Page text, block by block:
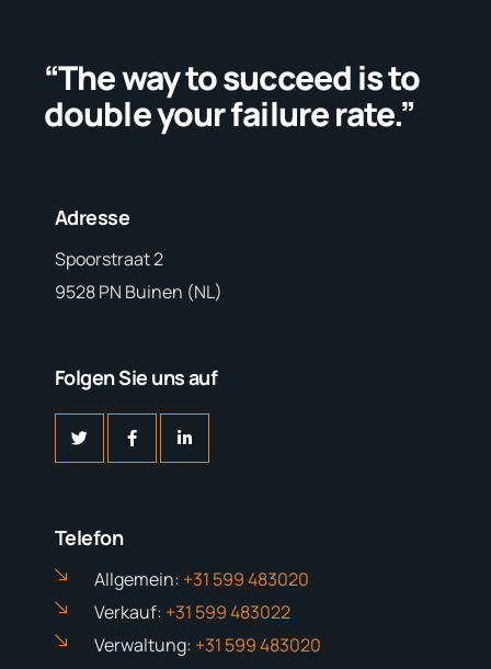
“The way to succeed is to
double your failure rate.”
Adresse
Spoorstraat 2
9528 PN Buinen (NL)
Folgen Sie uns auf
Telefon
Allgemein: +31 599 483020
Verkauf: +31 599 483022
Verwaltung: +31 599 483020